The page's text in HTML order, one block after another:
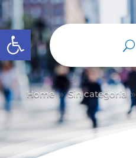
Abrir barra de herramientas
Home 9 Sin categoría 9